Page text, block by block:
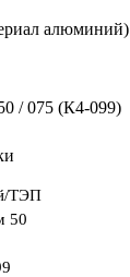
алюминий)
ТЭП
50